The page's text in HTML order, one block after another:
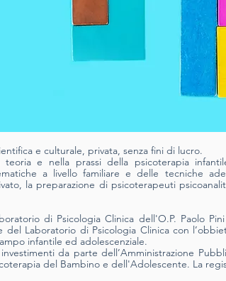
e culturale, privata, senza fini di lucro.
e nella prassi della psicoterapia
a livello familiare e delle tecniche
la preparazione di psicoterapeuti
di Psicologia Clinica dell'O.P. Paolo
del Labo­ratorio di Psicologia Clinica con
infantile ed adolescenziale.
da parte dell’Amministrazione
del Bambino e dell'Adolescente. La